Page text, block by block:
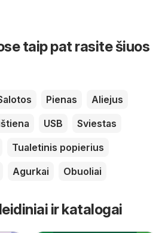
taip pat rasite šiuos
Pienas
Aliejus
USB
Sviestas
Tualetinis popierius
Agurkai Obuoliai
ir katalogai